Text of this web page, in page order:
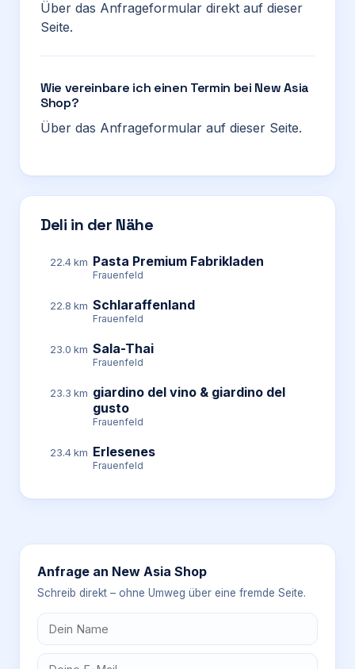
Über das Anfrageformular direkt auf dieser
Seite.
Wie vereinbare ich einen Termin bei New Asia
Shop?
Über das Anfrageformular auf dieser Seite.
Deli in der Nähe
22.4 km Pasta Premium Fabrikladen
Frauenfeld
22.8 km Schlaraffenland
Frauenfeld
23.0 km Sala-Thai
Frauenfeld
23.3 km giardino del vino & giardino del
gusto
Frauenfeld
23.4 km Erlesenes
Frauenfeld
Anfrage an New Asia Shop
Schreib direkt – ohne Umweg über eine fremde Seite.